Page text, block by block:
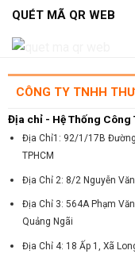
QUÉT MÃ QR WEB
CÔNG TY TNHH
Địa chỉ - Hệ Thống Công
Địa Chỉ1: 92/1/17B
TPHCM
Địa Chỉ 2: 8/2 Nguyễn
Địa Chỉ 3: 564A Phạm
Quảng Ngãi
Địa Chỉ 4: 18 Ấp 1, Xã